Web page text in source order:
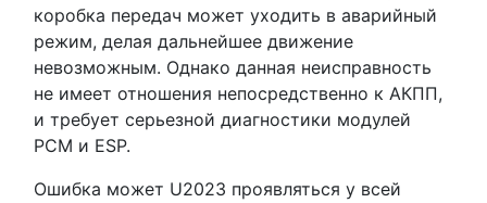
коробка передач может уходить в аварийный
режим, делая дальнейшее движение
невозможным. Однако данная неисправность
не имеет отношения непосредственно к АКПП,
и требует серьезной диагностики модулей
PCM и ESP.
Ошибка может U2023 проявляться у всей